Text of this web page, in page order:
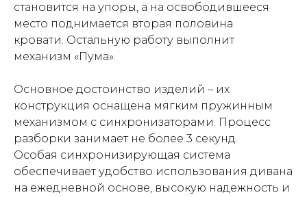
становится на упоры, а на освободившееся
место поднимается вторая половина
кровати. Остальную работу выполнит
механизм «Пума».
Основное достоинство изделий – их
конструкция оснащена мягким пружинным
механизмом с синхронизаторами. Процесс
разборки занимает не более 3 секунд.
Особая синхронизирующая система
обеспечивает удобство использования дивана
на ежедневной основе, высокую надежность и